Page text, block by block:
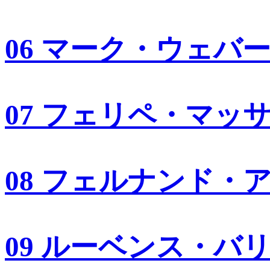
06 マーク・ウェバー
07 フェリペ・マッ
08 フェルナンド・
09 ルーベンス・バ